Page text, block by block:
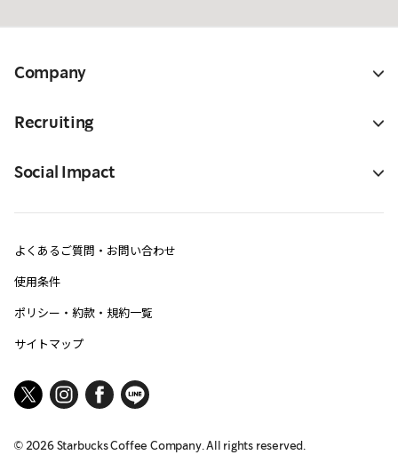
Company
Recruiting
Social Impact
よくあるご質問・お問い合わせ
使用条件
ポリシー・約款・規約一覧
サイトマップ
© 2026Starbucks Coffee Company. All rights reserved.